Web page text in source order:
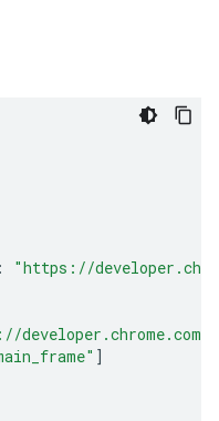
:
"https://
developer.chrome.com/
]